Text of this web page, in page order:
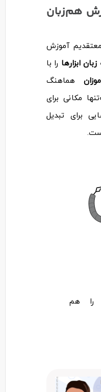
هم‌زبان
معتقدیم آموزش
زبان ابزارها را با
هماهنگ
مکانی برای
برای تبدیل
را هم